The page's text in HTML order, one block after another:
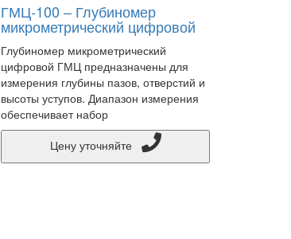
ГМЦ-100 – Глубиномер
микрометрический цифровой
Глубиномер микрометрический
цифровой ГМЦ предназначены для
измерения глубины пазов, отверстий и
высоты уступов. Диапазон измерения
обеспечивает набор